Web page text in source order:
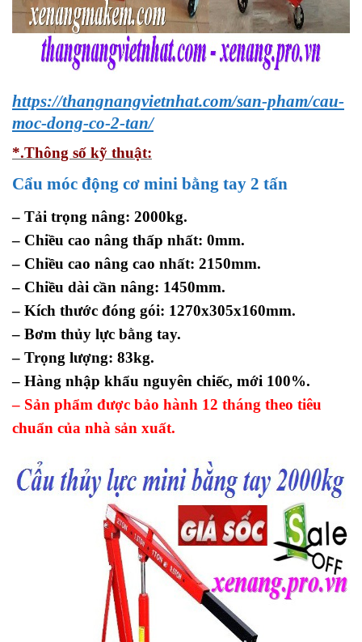
https://thangnangvietnhat.com/san-pham/cau-
moc-dong-co-2-tan/
*.Thông số kỹ thuật:
Cẩu móc động cơ mini bằng tay 2 tấn
– Tải trọng nâng: 2000kg.
– Chiều cao nâng thấp nhất: 0mm.
– Chiều cao nâng cao nhất: 2150mm.
– Chiều dài cần nâng: 1450mm.
– Kích thước đóng gói: 1270x305x160mm.
– Bơm thủy lực bằng tay.
– Trọng lượng: 83kg.
– Hàng nhập khẩu nguyên chiếc, mới 100%.
– Sản phẩm được bảo hành 12 tháng theo tiêu
chuẩn của nhà sản xuất.